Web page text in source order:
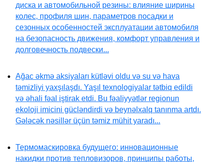
диска и автомобильной резины: влияние ширины
колес, профиля шин, параметров посадки и
сезонных особенностей эксплуатации автомобиля
на безопасность движения, комфорт управления и
долговечность подвески...
Ağac əkmə aksiyaları kütləvi oldu və su və hava
təmizliyi yaxşılaşdı. Yaşıl texnologiyalar tətbiq edildi
və əhali fəal iştirak etdi. Bu fəaliyyətlər regionun
ekoloji imicini gücləndirdi və beynəlxalq tanınma artdı.
Gələcək nəsillər üçün təmiz mühit yaradı...
Термомаскировка будущего: инновационные
накидки против тепловизоров, принципы работы,